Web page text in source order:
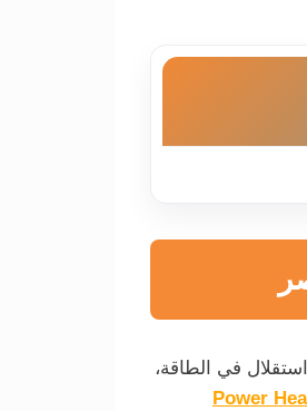
في الطاقة،
Power